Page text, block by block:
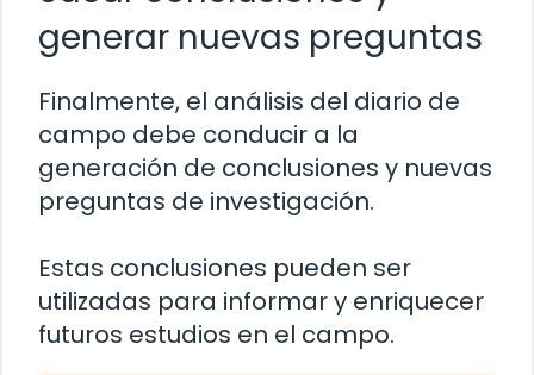
generar nuevas preguntas
Finalmente, el análisis del diario de
campo debe conducir a la
generación de conclusiones y nuevas
preguntas de investigación.
Estas conclusiones pueden ser
utilizadas para informar y enriquecer
futuros estudios en el campo.